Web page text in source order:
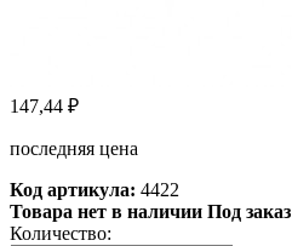
147,44 ₽
последняя цена
Код артикула: 4422
Товара нет в наличии Под заказ
Количество: